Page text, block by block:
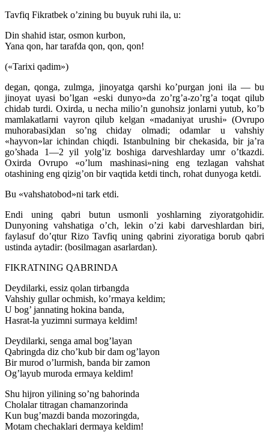
Tavfiq Fikratbek o’zining bu buyuk ruhi ila, u:
Din shahid istar, osmon kurbon,
Yana qon, har tarafda qon, qon, qon!
(«Tarixi qadim»)
degan, qonga, zulmga, jinoyatga qarshi ko’purgan joni ila — bu
jinoyat uyasi bo’lgan «eski dunyo»da zo’rg’a-zo’rg’a toqat qilub
chidab turdi. Oxirda, u necha milio’n gunohsiz jonlarni yutub, ko’b
mamlakatlarni vayron qilub kelgan «madaniyat urushi» (Ovrupo
muhorabasi)dan so’ng chiday olmadi; odamlar u vahshiy
«hayvon»lar ichindan chiqdi. Istanbulning bir chekasida, bir ja’ra
go’shada 1—2 yil yolg’iz boshiga darveshlarday umr o’tkazdi.
Oxirda Ovrupo «o’lum mashinasi»ning eng tezlagan vahshat
otashining eng qizig’on bir vaqtida ketdi tinch, rohat dunyoga ketdi.
Bu «vahshatobod»ni tark etdi.
Endi uning qabri butun usmonli yoshlarning ziyoratgohidir.
Dunyoning vahshatiga o’ch, lekin o’zi kabi darveshlardan biri,
faylasuf do’qtur Rizo Tavfiq uning qabrini ziyoratiga borub qabri
ustinda aytadir: (bosilmagan asarlardan).
FIKRATNING QABRINDA
Deydilarki, essiz qolan tirbangda
Vahshiy gullar ochmish, ko’rmaya keldim;
U bog’ jannating hokina banda,
Hasrat-la yuzimni surmaya keldim!
Deydilarki, senga amal bog’layan
Qabringda diz cho’kub bir dam og’layon
Bir murod o’lurmish, banda bir zamon
Og’layub muroda ermaya keldim!
Shu hijron yilining so’ng bahorinda
Cholalar titragan chamanzorinda
Kun bug’mazdi banda mozoringda,
Motam chechaklari dermaya keldim!